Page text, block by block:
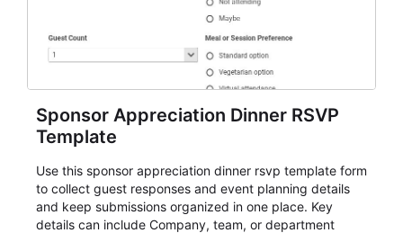
Sponsor Appreciation Dinner RSVP
Template
Use this sponsor appreciation dinner rsvp template form
to collect guest responses and event planning details
and keep submissions organized in one place. Key
details can include Company, team, or department